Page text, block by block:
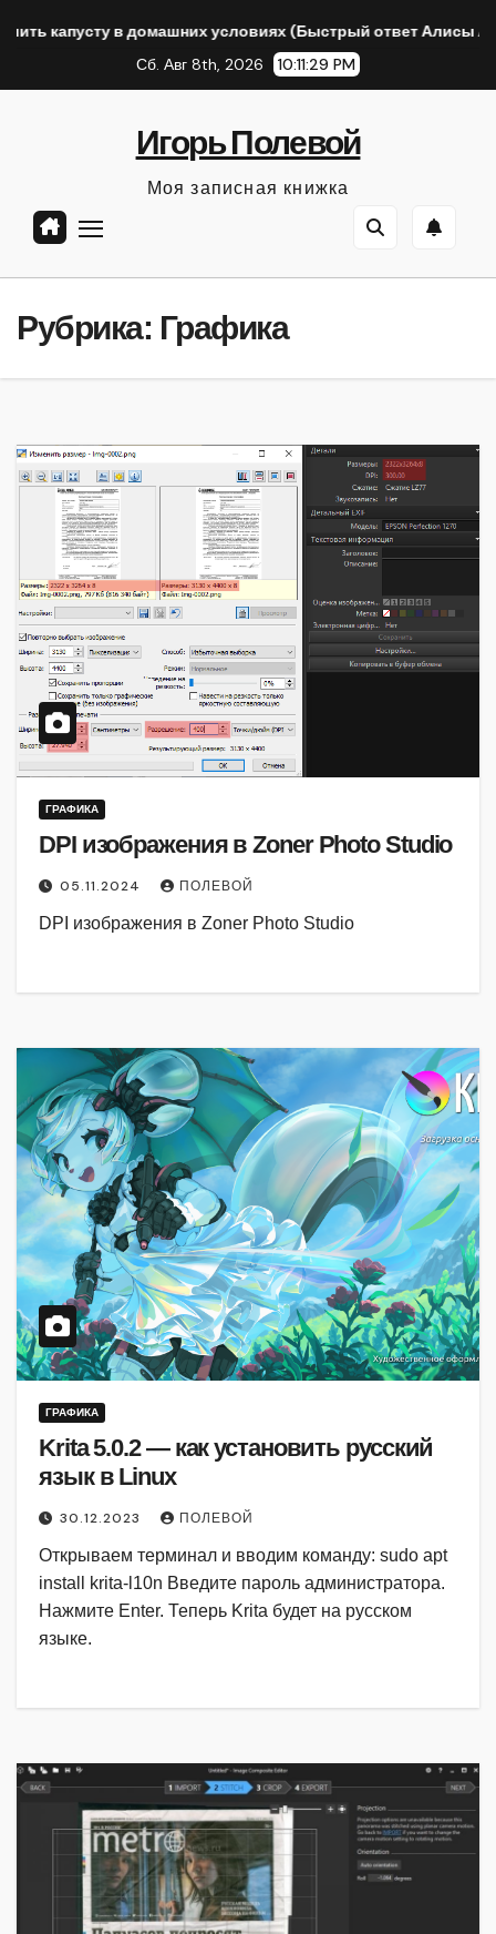
в домашних условиях (Быстрый ответ Алисы AI)
Сб. Авг 8th, 2026
10:11:30 PM
Игорь Полевой
Моя записная книжка
Рубрика: Графика
ГРАФИКА
DPI изображения в Zoner Photo Studio
05.11.2024 ПОЛЕВОЙ
DPI изображения в Zoner Photo Studio
ГРАФИКА
Krita 5.0.2 — как установить русский
язык в Linux
30.12.2023 ПОЛЕВОЙ
Открываем терминал и вводим команду: sudo apt
install krita-l10n Введите пароль администратора.
Нажмите Enter. Теперь Krita будет на русском
языке.